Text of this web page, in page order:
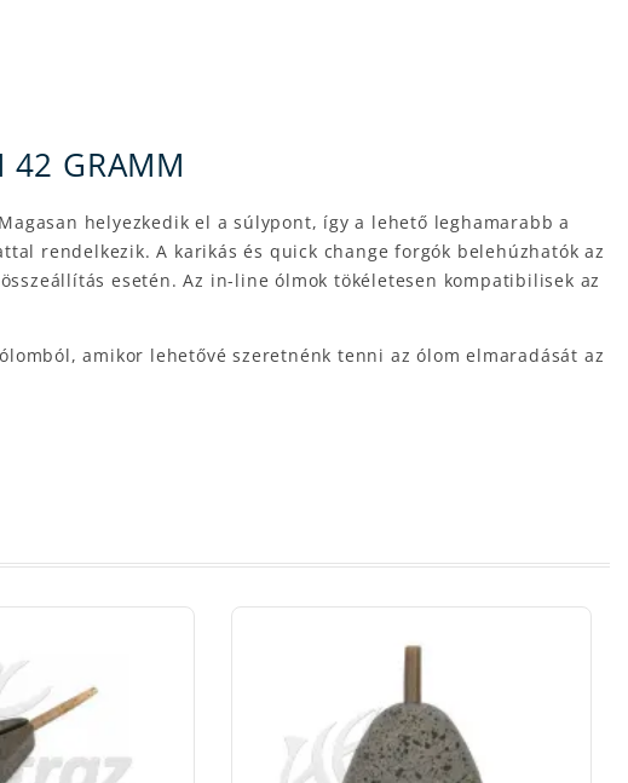
42 GRAMM
helyezkedik el a súlypont, így a lehető leghamarabb a
rendelkezik. A karikás és quick change forgók belehúzhatók az
esetén. Az in-line ólmok tökéletesen kompatibilisek az
amikor lehetővé szeretnénk tenni az ólom elmaradását az